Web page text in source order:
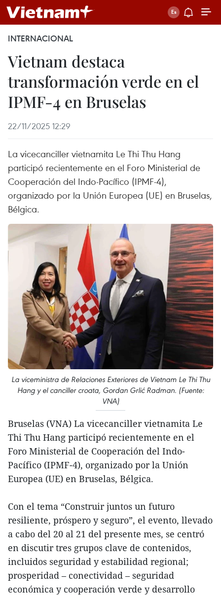
INTERNACIONAL
Vietnam destaca
transformación verde en el
IPMF-4 en Bruselas
22/11/2025 12:29
La vicecanciller vietnamita Le Thi Thu Hang
participó recientemente en el Foro Ministerial de
Cooperación del Indo-Pacífico (IPMF-4),
organizado por la Unión Europea (UE) en Bruselas,
Bélgica.
La viceministra de Relaciones Exteriores de Vietnam Le Thi Thu
Hang y el canciller croata, Gordan Grlić Radman. (Fuente:
VNA)
Bruselas (VNA) La vicecanciller vietnamita Le
Thi Thu Hang participó recientemente en el
Foro Ministerial de Cooperación del Indo-
Pacífico (IPMF-4), organizado por la Unión
Europea (UE) en Bruselas, Bélgica.
Con el tema “Construir juntos un futuro
resiliente, próspero y seguro”, el evento, llevado
a cabo del 20 al 21 del presente mes, se centró
en discutir tres grupos clave de contenidos,
incluidos seguridad y estabilidad regional;
prosperidad – conectividad – seguridad
económica y cooperación verde y desarrollo